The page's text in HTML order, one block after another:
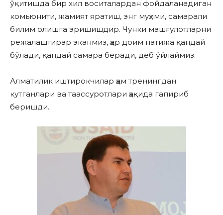
ўқитишда бир хил воситалардан фойдаланадиган
комьюнити, жамият яратиш, энг муҳими, самарали
билим олишга эришишдир. Чунки машғулотларни
режалаштирар эканмиз, ҳар доим натижа қандай
бўлади, қандай самара беради, деб ўйлаймиз.
Алматилик иштирокчилар ҳам тренингдан
кутганлари ва таассуротлари ҳақида гапириб
беришди.